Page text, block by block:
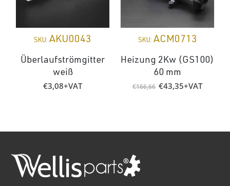
SKU: AKU0043
Überlaufströmgitter
weiß
€3,08+VAT
SKU: ACM0713
Heizung 2Kw (GS100)
60 mm
€166,66 Ursprünglicher
Preis
€43,35Aktueller
Preis
+VAT